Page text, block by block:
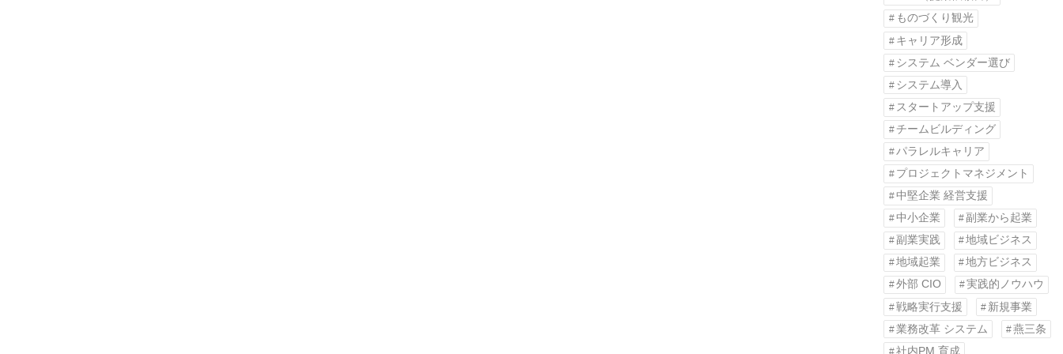
ものづくり観光
キャリア形成
システム ベンダー選び
システム導入
スタートアップ支援
チームビルディング
パラレルキャリア
プロジェクトマネジメント
中堅企業 経営支援
中小企業
副業から起業
副業実践
地域ビジネス
地域起業
地方ビジネス
外部 CIO
実践的ノウハウ
戦略実行支援
新規事業
業務改革 システム
燕三条
社内PM 育成